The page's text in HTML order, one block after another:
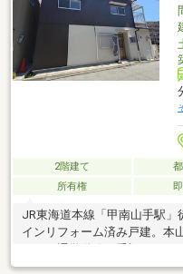
2階建て
所有権
JR東海道本線「甲南山手駅
インリフォーム済み戸建。本
駅近ながら周辺は落ち着いた